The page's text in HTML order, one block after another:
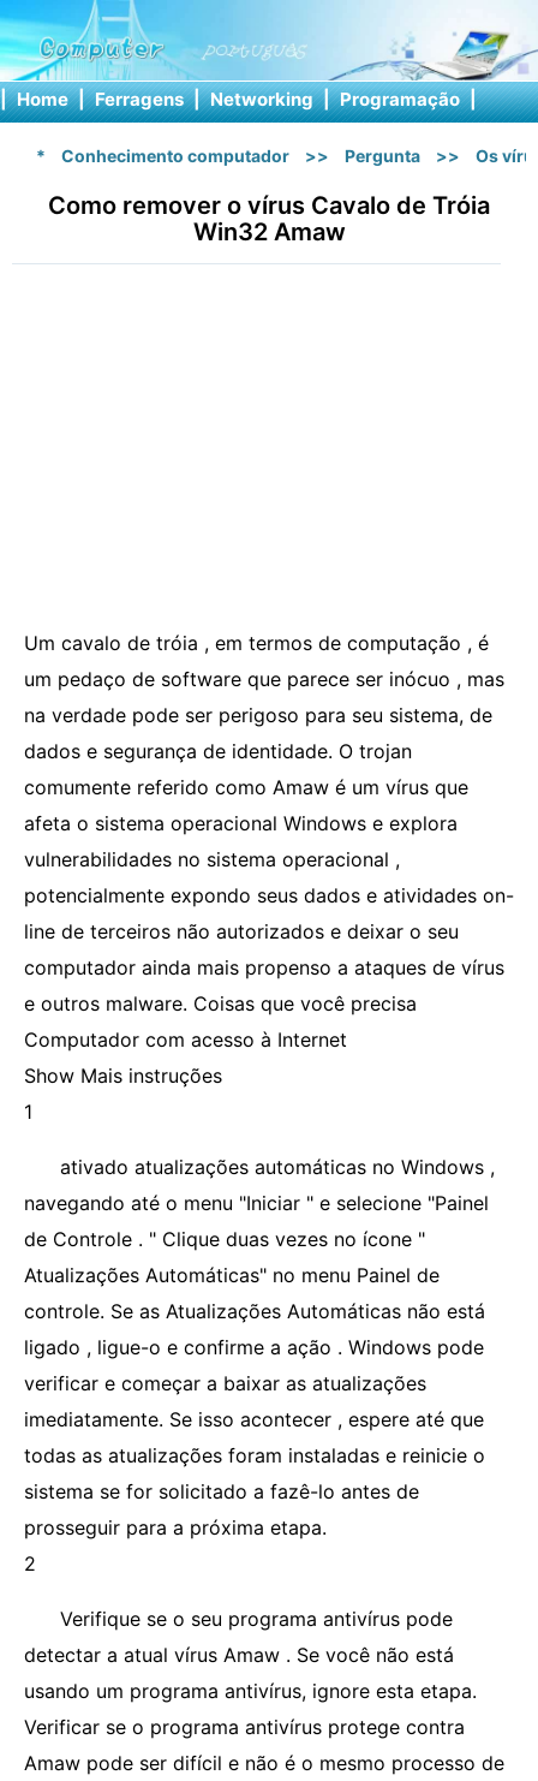
| Home | Ferragens | Networking | Programação |
* Conhecimento computador >> Pergunta >> Os
Como remover o vírus Cavalo de Tróia
Win32 Amaw
Um cavalo de tróia , em termos de computação , é
um pedaço de software que parece ser inócuo , mas
na verdade pode ser perigoso para seu sistema, de
dados e segurança de identidade. O trojan
comumente referido como Amaw é um vírus que
afeta o sistema operacional Windows e explora
vulnerabilidades no sistema operacional ,
potencialmente expondo seus dados e atividades on-
line de terceiros não autorizados e deixar o seu
computador ainda mais propenso a ataques de vírus
e outros malware. Coisas que você precisa
Computador com acesso à Internet
Show Mais instruções
1
ativado atualizações automáticas no Windows ,
navegando até o menu "Iniciar " e selecione "Painel
de Controle . " Clique duas vezes no ícone "
Atualizações Automáticas" no menu Painel de
controle. Se as Atualizações Automáticas não está
ligado , ligue-o e confirme a ação . Windows pode
verificar e começar a baixar as atualizações
imediatamente. Se isso acontecer , espere até que
todas as atualizações foram instaladas e reinicie o
sistema se for solicitado a fazê-lo antes de
prosseguir para a próxima etapa.
2
Verifique se o seu programa antivírus pode
detectar a atual vírus Amaw . Se você não está
usando um programa antivírus, ignore esta etapa.
Verificar se o programa antivírus protege contra
Amaw pode ser difícil e não é o mesmo processo de